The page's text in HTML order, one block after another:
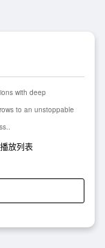
with deep
to an unstoppable
放列表